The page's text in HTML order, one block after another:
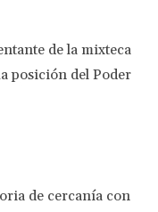
de la mixteca
posición del Poder
de cercanía con